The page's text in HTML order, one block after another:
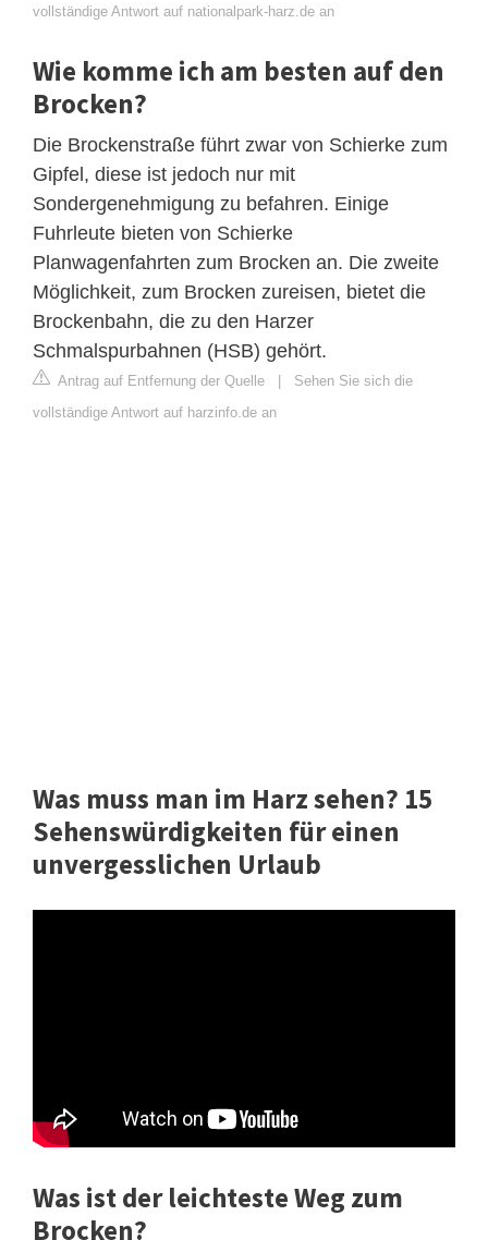
vollständige Antwort auf nationalpark-harz.de an
Wie komme ich am besten auf den
Brocken?
Die Brockenstraße führt zwar von Schierke zum
Gipfel, diese ist jedoch nur mit
Sondergenehmigung zu befahren. Einige
Fuhrleute bieten von Schierke
Planwagenfahrten zum Brocken an. Die zweite
Möglichkeit, zum Brocken zureisen, bietet die
Brockenbahn, die zu den Harzer
Schmalspurbahnen (HSB) gehört.
Antrag auf Entfernung der Quelle
Sehen Sie sich die
vollständige Antwort auf harzinfo.de an
Was muss man im Harz sehen? 15
Sehenswürdigkeiten für einen
unvergesslichen Urlaub
Was ist der leichteste Weg zum
Brocken?